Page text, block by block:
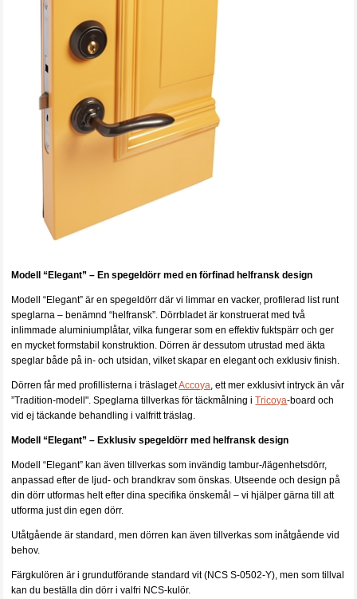
Modell “Elegant” – En spegeldörr med en förfinad helfransk design
Modell “Elegant” är en spegeldörr där vi limmar en vacker, profilerad list runt
speglarna – benämnd “helfransk”. Dörrbladet är konstruerat med två
inlimmade aluminiumplåtar, vilka fungerar som en effektiv fuktspärr och ger
en mycket formstabil konstruktion. Dörren är dessutom utrustad med äkta
speglar både på in- och utsidan, vilket skapar en elegant och exklusiv finish.
Dörren får med profillisterna i träslagetAccoya, ett mer exklusivt intryck än vår
”Tradition-modell". Speglarna tillverkas för täckmålning iTricoya-board och
vid ej täckande behandling i valfritt träslag.
Modell “Elegant” – Exklusiv spegeldörr med helfransk design
Modell “Elegant” kan även tillverkas som invändig tambur-/lägenhetsdörr,
anpassad efter de ljud- och brandkrav som önskas. Utseende och design på
din dörr utformas helt efter dina specifika önskemål – vi hjälper gärna till att
utforma just din egen dörr.
Utåtgående är standard, men dörren kan även tillverkas som inåtgående vid
behov.
Färgkulören är i grundutförande standard vit (NCS S-0502-Y), men som tillval
kan du beställa din dörr i valfri NCS-kulör.